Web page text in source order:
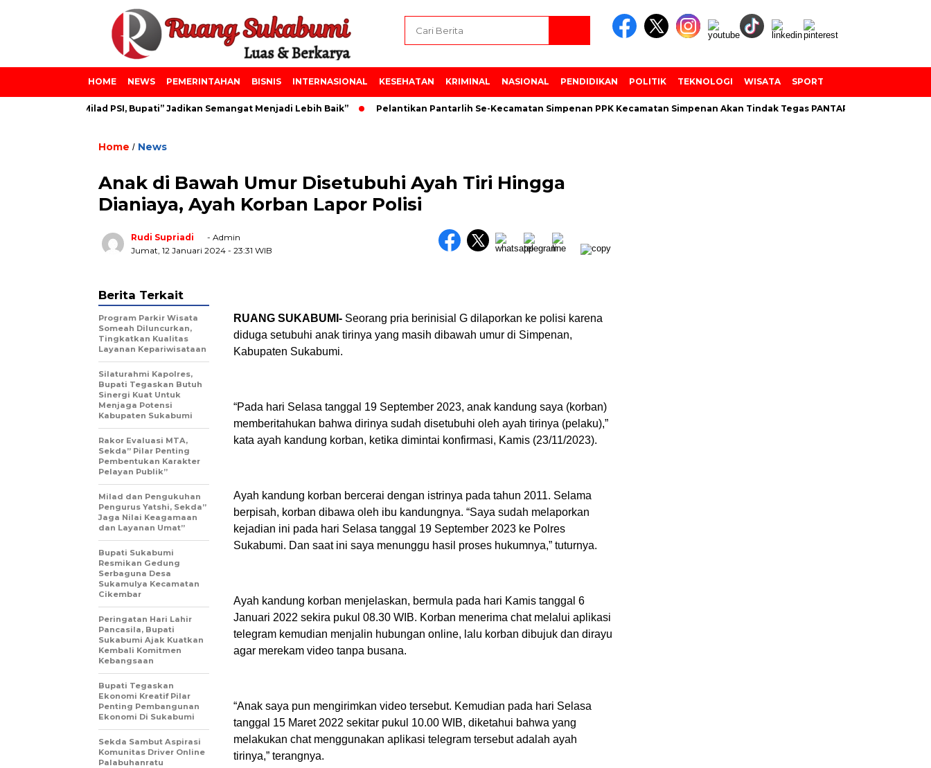
HOME NEWS PEMERINTAHAN BISNIS INTERNASIONAL KESEHATAN KRIMINAL NASIONAL PENDIDIKAN POLITIK TEKNOLOGI WISATA SPORT
dan Milad PSI, Bupati” Jadikan Semangat Menjadi Lebih Baik” Pelantikan Pantarlih Se-Kecamatan Simpenan PPK Kecamatan Simpenan Akan Tindak Tegas PANTARLIH Yang Tembak
Home / News
Anak di Bawah Umur Disetubuhi Ayah Tiri Hingga
Dianiaya, Ayah Korban Lapor Polisi
Rudi Supriadi
- Admin
Jumat, 12 Januari 2024 - 23:31 WIB
RUANG SUKABUMI- Seorang pria berinisial G dilaporkan ke polisi karena
diduga setubuhi anak tirinya yang masih dibawah umur di Simpenan,
Kabupaten Sukabumi.
“Pada hari Selasa tanggal 19 September 2023, anak kandung saya (korban)
memberitahukan bahwa dirinya sudah disetubuhi oleh ayah tirinya (pelaku),”
kata ayah kandung korban, ketika dimintai konfirmasi, Kamis (23/11/2023).
Ayah kandung korban bercerai dengan istrinya pada tahun 2011. Selama
berpisah, korban dibawa oleh ibu kandungnya. “Saya sudah melaporkan
kejadian ini pada hari Selasa tanggal 19 September 2023 ke Polres
Sukabumi. Dan saat ini saya menunggu hasil proses hukumnya,” tuturnya.
Ayah kandung korban menjelaskan, bermula pada hari Kamis tanggal 6
Januari 2022 sekira pukul 08.30 WIB. Korban menerima chat melalui aplikasi
telegram kemudian menjalin hubungan online, lalu korban dibujuk dan dirayu
agar merekam video tanpa busana.
“Anak saya pun mengirimkan video tersebut. Kemudian pada hari Selasa
tanggal 15 Maret 2022 sekitar pukul 10.00 WIB, diketahui bahwa yang
melakukan chat menggunakan aplikasi telegram tersebut adalah ayah
tirinya,” terangnya.
Berita Terkait
Program Parkir Wisata
Someah Diluncurkan,
Tingkatkan Kualitas
Layanan Kepariwisataan
Silaturahmi Kapolres,
Bupati Tegaskan Butuh
Sinergi Kuat Untuk
Menjaga Potensi
Kabupaten Sukabumi
Rakor Evaluasi MTA,
Sekda” Pilar Penting
Pembentukan Karakter
Pelayan Publik”
Milad dan Pengukuhan
Pengurus Yatshi, Sekda”
Jaga Nilai Keagamaan
dan Layanan Umat”
Bupati Sukabumi
Resmikan Gedung
Serbaguna Desa
Sukamulya Kecamatan
Cikembar
Peringatan Hari Lahir
Pancasila, Bupati
Sukabumi Ajak Kuatkan
Kembali Komitmen
Kebangsaan
Bupati Tegaskan
Ekonomi Kreatif Pilar
Penting Pembangunan
Ekonomi Di Sukabumi
Sekda Sambut Aspirasi
Komunitas Driver Online
Palabuhanratu